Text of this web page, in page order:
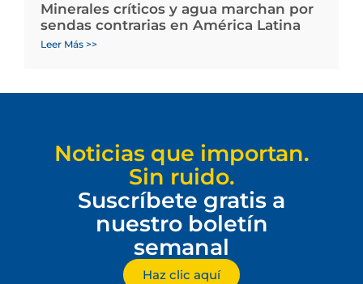
Minerales críticos y agua marchan por
sendas contrarias en América Latina
Leer Más >>
Noticias que importan.
Sin ruido.
Suscríbete gratis a
nuestro boletín
semanal
Haz clic aquí